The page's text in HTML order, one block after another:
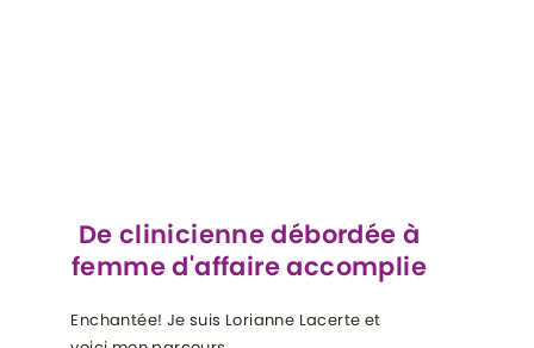
De clinicienne débordée à
femme d'affaire accomplie
Enchantée! Je suis Lorianne Lacerte et